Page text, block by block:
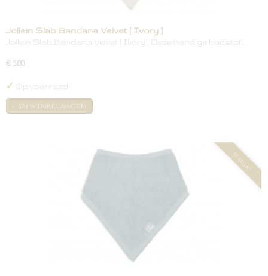
Jollein Slab Bandana Velvet [ Ivory ]
Jollein Slab Bandana Velvet [ Ivory ] Deze handige badstof…
€ 5,00
✓ Op voorraad
IN WINKELWAGEN
P. stuk!